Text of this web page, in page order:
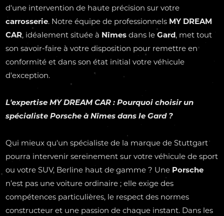
d'une intervention de haute précision sur votre
carrosserie. Notre équipe de professionnels MY DREAM
CAR, idéalement située à Nîmesdans leGard, met tout
son savoir-faire à votre disposition pour remettre en
conformité et dans son état initial votre véhicule
d'exception.
L'expertiseMY DREAM CAR: Pourquoi choisir un
spécialistePorscheàNîmesdans leGard ?
Qui mieux qu'un spécialiste de la marque de Stuttgart
pourra intervenir sereinement sur votre véhicule de sport
ou votre SUV, Berline haut de gamme ? Une Porsche
n’est pas une voiture ordinaire ; elle exige des
compétences particulières, le respect des normes
constructeur et une passion de chaque instant. Dans les